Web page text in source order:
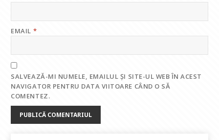
EMAIL *
SALVEAZĂ-MI NUMELE, EMAILUL ȘI SITE-UL WEB ÎN ACEST
NAVIGATOR PENTRU DATA VIITOARE CÂND O SĂ
COMENTEZ.